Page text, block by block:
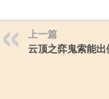
上一篇
云顶之弈鬼索能